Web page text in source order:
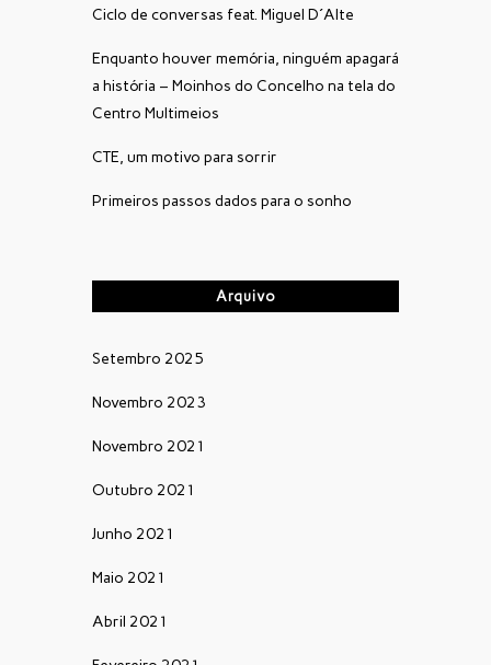
Ciclo de conversas feat. Miguel D´Alte
Enquanto houver memória, ninguém apagará
a história – Moinhos do Concelho na tela do
Centro Multimeios
CTE, um motivo para sorrir
Primeiros passos dados para o sonho
Arquivo
Setembro 2025
Novembro 2023
Novembro 2021
Outubro 2021
Junho 2021
Maio 2021
Abril 2021